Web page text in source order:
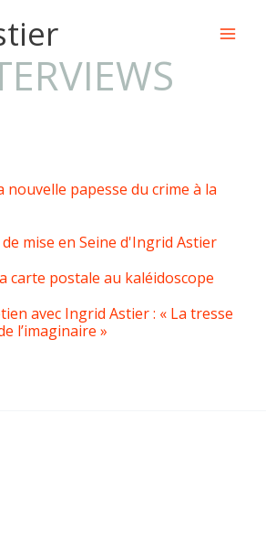
nouvelle papesse du crime à la
mise en Seine d'Ingrid Astier
carte postale au kaléidoscope
avec Ingrid Astier : « La tresse
l’imaginaire »